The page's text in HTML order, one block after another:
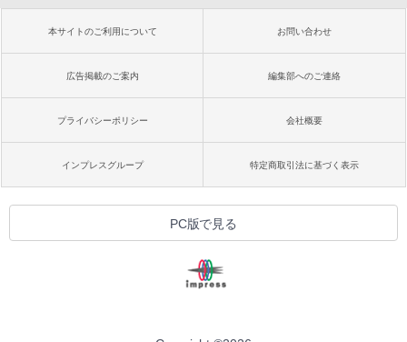
本サイトのご利用について お問い合わせ
広告掲載のご案内 編集部へのご連絡
プライバシーポリシー 会社概要
インプレスグループ 特定商取引法に基づく表示
PC版で見る